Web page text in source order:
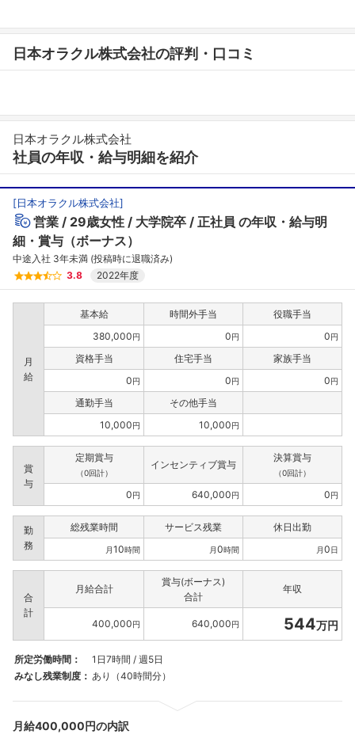
日本オラクル株式会社の評判・口コミ
日本オラクル株式会社
社員の年収・給与明細を紹介
[日本オラクル株式会社]
営業 29歳女性 大学院卒 正社員 の年収・給与明
細・賞与（ボーナス）
中途入社 3年未満 (投稿時に退職済み)
3.8
2022年度
月
給
基本給 時間外手当
役職手当
380,000円 0円 0円
資格手当 住宅手当
家族手当
0円 0円 0円
通勤手当
その他手当
10,000円 10,000円
賞
与
定期賞与
（0回計）
インセンティブ賞与
決算賞与
（0回計）
0円 640,000円 0円
勤
務
総残業時間 サービス残業 休日出勤
月10時間 月0時間 月0日
合
計
月給合計
賞与(ボーナス)
合計
年収
400,000円 640,000円 544万円
所定労働時間：
1日7時間 / 週5日
みなし残業制度： あり（40時間分）
月給400,000円の内訳